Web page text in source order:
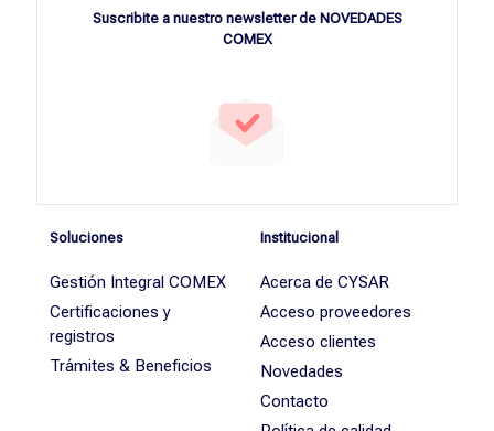
Soluciones
Gestión Integral COMEX
Certificaciones y
registros
Trámites & Beneficios
Institucional
Acerca de CYSAR
Acceso proveedores
Acceso clientes
Novedades
Contacto
Suscribite a nuestro newsletter de NOVEDADES
COMEX